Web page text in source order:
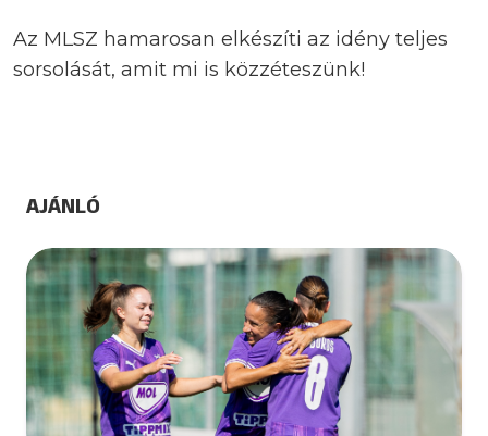
Az MLSZ hamarosan elkészíti az idény teljes
sorsolását, amit mi is közzéteszünk!
AJÁNLÓ